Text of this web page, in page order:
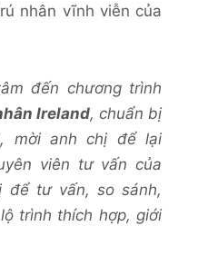
nhân vĩnh viễn của
đến chương trình
Ireland, chuẩn bị
mời anh chị để lại
viên tư vấn của
để tư vấn, so sánh,
trình thích hợp, giới